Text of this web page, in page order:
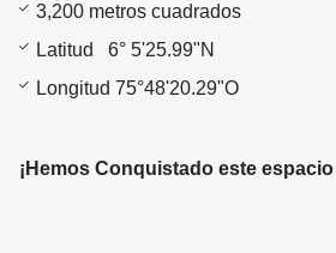
3,200 metros cuadrados
Latitud 6° 5'25.99"N
Longitud 75°48'20.29"O
¡Hemos Conquistado este